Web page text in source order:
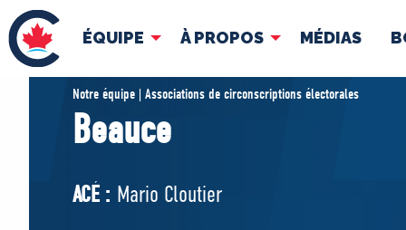
ÉQUIPE À PROPOS MÉDIAS
ÉQUIPE
Pierre Poilievre
Cabinet fantôme
À
Notre équipe | Associations de circonscriptions électorales
Beauce
ACÉ : Mario Cloutier